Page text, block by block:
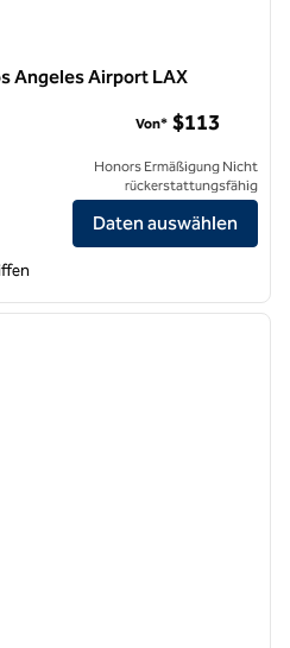
Angeles Airport LAX
Hilton Los Angeles Airport LAX
Von* $113
Honors Ermäßigung Nicht
rückerstattungsfähig
Daten auswählen